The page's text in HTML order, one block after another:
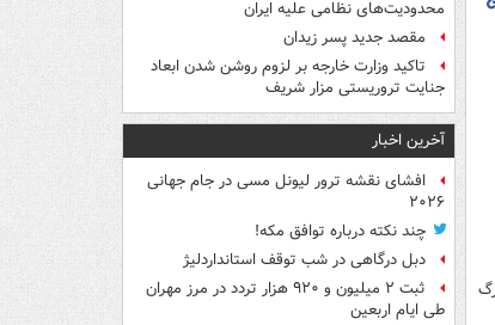
محدودیت‌های نظامی علیه ایران
مقصد جدید پسر زیدان
تاکید وزارت خارجه بر لزوم روشن شدن ابعاد
جنایت تروریستی مزار شریف
آخرین اخبار
افشای نقشه ترور لیونل مسی در جام جهانی
۲۰۲۶
چند نکته درباره توافق مکه!
دبل درگاهی در شب توقف استانداردلیژ
ثبت ۲ میلیون و ۹۲۰ هزار تردد در مرز مهران
طی ایام اربعین